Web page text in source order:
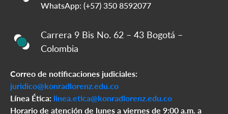
WhatsApp: (+57) 350 8592077
Carrera 9 Bis No. 62 – 43 Bogotá –
Colombia
Correo de notificaciones judiciales:
juridico@konradlorenz.edu.co
Línea Ética: linea.etica@konradlorenz.edu.co
Horario de atención de lunes a viernes de 9:00 a.m. a